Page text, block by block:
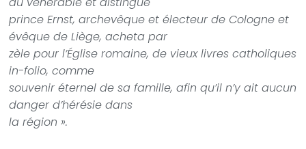
prince Ernst, archevêque et électeur de Cologne et
évêque de Liège, acheta par
zèle pour l’Église romaine, de vieux livres catholiques
in-folio, comme
souvenir éternel de sa famille, afin qu’il n’y ait aucun
danger d’hérésie dans
la région ».